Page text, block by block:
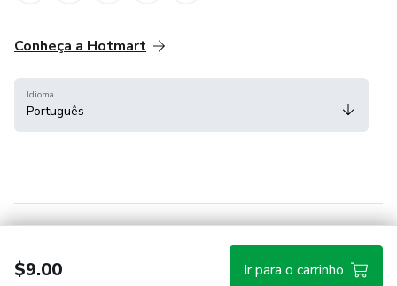
$9.00 Ir para o carrinho
Conheça a Hotmart
Idioma
Português